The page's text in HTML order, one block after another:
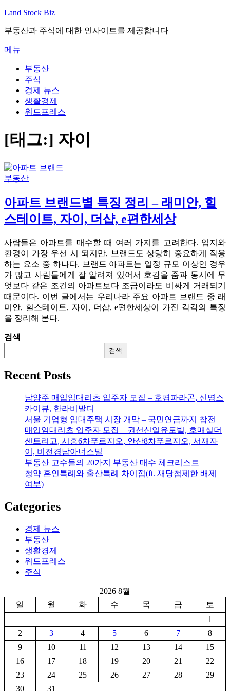
내
으
로
바
Land Stock Biz
부동산과 주식에 대한 인사이트를 제공합니다
메뉴
부동산
주식
경제 뉴스
생활경제
워드프레스
[태그:] 자이
부동산
아파트 브랜드별 특징 정리 – 래미안, 힐
스테이트, 자이, 더샵, e편한세상
사람들은 아파트를 매수할 때 여러 가지를 고려한다. 입지와
환경이 가장 우선 시 되지만, 브랜드도 상당히 중요하게 작용
하는 요소 중 하나다. 브랜드 아파트는 일정 규모 이상인 경우
가 많고 사람들에게 잘 알려져 있어서 호감을 줌과 동시에 무
엇보다 같은 조건의 아파트보다 조금이라도 비싸게 거래되기
때문이다. 이번 글에서는 우리나라 주요 아파트 브랜드 중 래
미안, 힐스테이트, 자이, 더샵, e편한세상이 가진 각각의 특징
을 정리해 본다.
검색
검색
Recent Posts
남양주 매입임대리츠 입주자 모집 – 호평파라곤, 신명스
카이뷰, 한라비발디
서울 기업형 임대주택 시장 개막 – 국민연금까지 참전
매입임대리츠 입주자 모집 – 권선신일유토빌, 호매실더
센트리고, 시흥6차푸르지오, 안산8차푸르지오, 서재자
이, 비전경남아너스빌
부동산 고수들의 20가지 부동산 매수 체크리스트
청약 혼인특례와 출산특례 차이점(ft. 재당첨제한 배제
여부)
Categories
경제 뉴스
부동산
생활경제
워드프레스
주식
2026 8월
일
월 화 수 목 금
토
1
2
3 4 5 6 7
8
9
10 11 12 13 14
15
16
17 18 19 20 21
22
23
24 25 26 27 28
29
30
31